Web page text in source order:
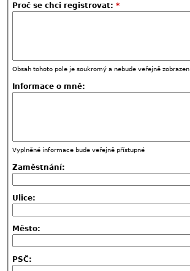
Proč se chci registrovat: *
Obsah tohoto pole je soukromý a nebude veřejně zobrazen.
Informace o mně:
Vyplněné informace bude veřejně přístupné
Zaměstnání:
Ulice:
Město:
PSČ: